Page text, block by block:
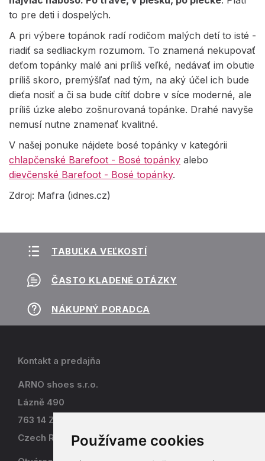
Používame cookies
to pre deti i dospelých.
A pri výbere topánok radí rodičom malých detí to isté -
riadiť sa sedliackym rozumom. To znamená nekupovať
deťom topánky malé ani príliš veľké, nedávať im obutie
príliš skoro, premýšľať nad tým, na aký účel ich bude
dieťa nosiť a či sa bude cítiť dobre v síce moderné, ale
príliš úzke alebo zošnurovaná topánke. Drahé navyše
nemusí nutne znamenať kvalitné.
V našej ponuke nájdete bosé topánky v kategórii
chlapčenské Barefoot - Bosé topánky alebo
dievčenské Barefoot - Bosé topánky.
Zdroj: Mafra (idnes.cz)
TABUĽKA VEĽKOSTÍ
ČASTO KLADENÉ OTÁZKY
NÁKUPNÝ PORADCA
Kontakt a predajňa
ARNO shoes s.r.o.
Lázně 490
763 14 Zlín - Kostelec
Czech Republic